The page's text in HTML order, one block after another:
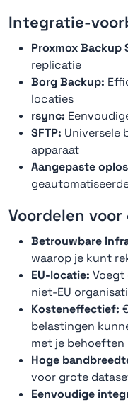
Integratie-
Proxmox Backup
replicatie
Borg Backup:
locaties
rsync:
SFTP: Universele
apparaat
Aangepaste
Voordelen
Betrouwbare
waarop je kunt
EU-locatie:
niet-EU
Kosteneffectief:
belastingen
met je behoeften
Hoge
voor grote
Eenvoudige